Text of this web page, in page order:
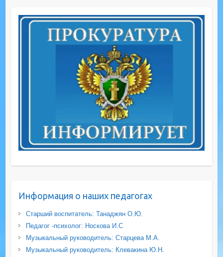
Информация о наших педагогах
Старший воспитатель: Танаджян О.Ю.
Педагог -психолог: Носкова И.С
Музыкальный руководитель: Старцева М.А.
Музыкальный руководитель: Клевакина Ю.Н.